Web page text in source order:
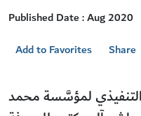
Published Date : Aug 2020
Add to Favorites
Share
لمؤسَّسة محمد